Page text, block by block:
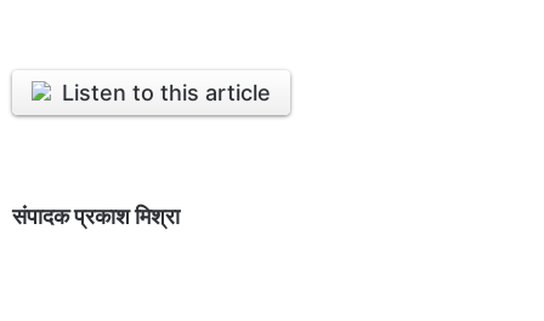
Listen to this article
संपादक प्रकाश मिश्रा